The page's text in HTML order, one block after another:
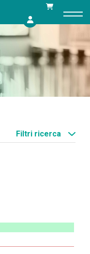
Filtri ricerca